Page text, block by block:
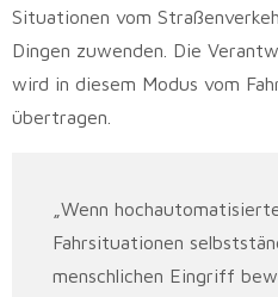
Situationen vom
Dingen zuwenden. Die
wird in diesem Modus vom
übertragen.
„Wenn
Fahrsituationen
menschlichen Eingriff